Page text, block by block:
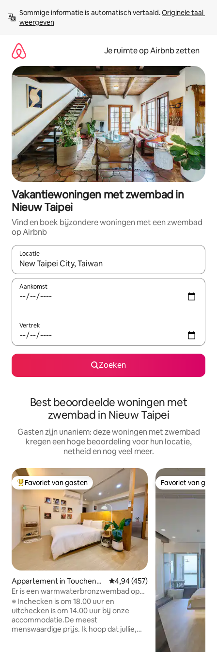
direct
naar
Sommige informatie is automatisch vertaald. Originele taal
weergeven
Je ruimte op Airbnb zetten
Vakantiewoningen met zwembad in
Nieuw Taipei
Vind en boek bijzondere woningen met een zwembad
op Airbnb
Locatie
Wanneer er suggesties beschikbaar zijn, maak je een keuze
Aankomst
Vertrek
Zoeken
Best beoordeelde woningen met
zwembad in Nieuw Taipei
Gasten zijn unaniem: deze woningen met zwembad
kregen een hoge beoordeling voor hun locatie,
netheid en nog veel meer.
Topfavoriet van gasten
Favoriet van gasten
Appartement in Toucheng
Township
Gemiddelde beoordeling van
4,94 (457)
Er is een warmwaterbronzwembad op
de bovenste verdieping van het infinity
pool op de hoge verdieping van het
onvergetelijke nachtzicht Uitzicht op de
bergen Zeezicht Gratis vlak parkeren is
※ Inchecken is om 18.00 uur en
uitchecken is om 14.00 uur bij onze
accommodatie.De meest
menswaardige prijs. Ik hoop dat jullie,
Favoriet van
Favoriet van